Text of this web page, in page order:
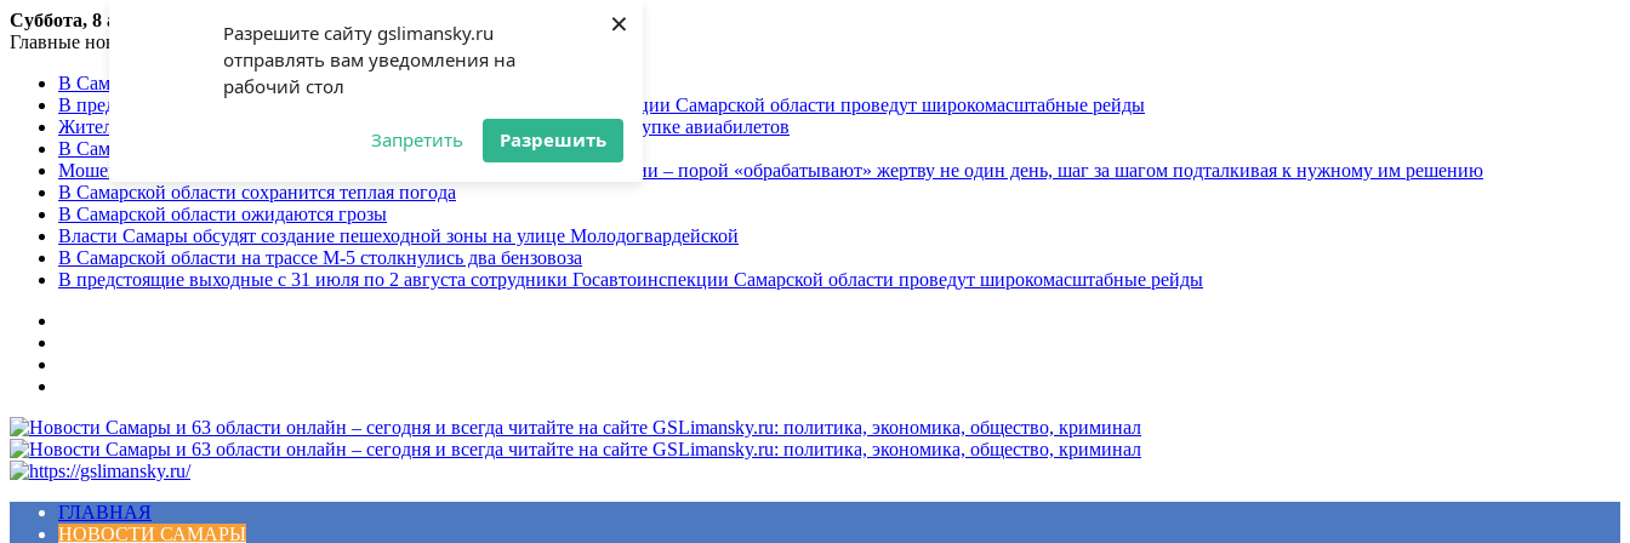
Разрешите сайту gslimansky.ru
отправлять вам уведомления на
рабочий стол
Запретить Разрешить
×
Суббота, 8 августа 2026
Главные новости
В Самарской области ожидаются дожди и грозы
В предстоящие выходные с 7 по 9 августа сотрудники Госавтоинспекции Самарской области проведут широкомасштабные рейды
Жительница Самарского региона стала жертвой мошенников при покупке авиабилетов
В Самарской области объявлен желтый уровень опасности
Мошенники продолжают использовать приёмы социальной инженерии – порой «обрабатывают» жертву не один день, шаг за шагом подталкивая к нужному им решению
В Самарской области сохранится теплая погода
В Самарской области ожидаются грозы
Власти Самары обсудят создание пешеходной зоны на улице Молодогвардейской
В Самарской области на трассе М-5 столкнулись два бензовоза
В предстоящие выходные с 31 июля по 2 августа сотрудники Госавтоинспекции Самарской области проведут широкомасштабные рейды
Меню
ГЛАВНАЯ
НОВОСТИ САМАРЫ